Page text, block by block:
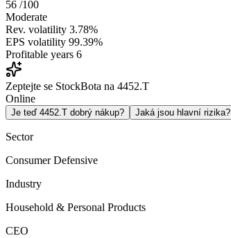
56 /100
Moderate
Rev. volatility 3.78%
EPS volatility 99.39%
Profitable years 6
Zeptejte se StockBota na 4452.T
Online
Je teď 4452.T dobrý nákup? Jaká jsou hlavní rizika?
Sector
Consumer Defensive
Industry
Household & Personal Products
CEO